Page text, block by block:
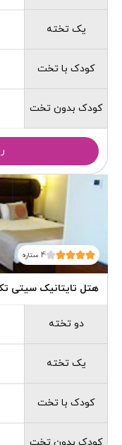
یک تخته
کودک با تخت
کودک بدون تخت
4 ستاره
هتل تایتانیک سیتی
دو تخته
یک تخته
کودک با تخت
کودک بدون تخت